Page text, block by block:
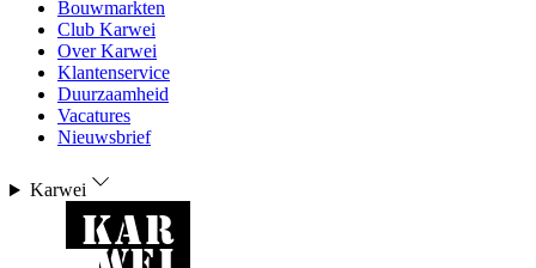
Bouwmarkten
Club Karwei
Over Karwei
Klantenservice
Duurzaamheid
Vacatures
Nieuwsbrief
Karwei